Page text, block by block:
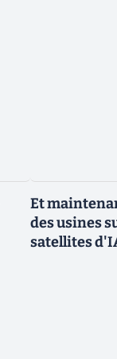
Et
des usines
satellites